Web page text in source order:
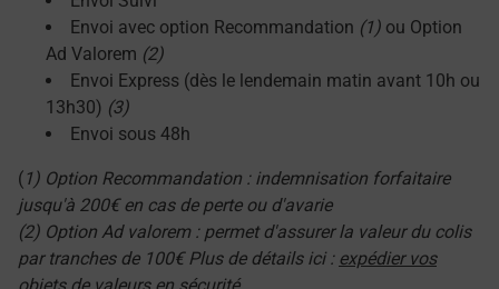
Envoi avec option Recommandation (1) ou Option
Ad Valorem (2)
Envoi Express (dès le lendemain matin avant 10h ou
13h30) (3)
Envoi sous 48h
( 1) Option Recommandation : indemnisation forfaitaire
jusqu'à 200€ en cas de perte ou d'avarie
(2) Option Ad valorem : permet d'assurer la valeur du colis
par tranches de 100€ Plus de détails ici : expédier vos